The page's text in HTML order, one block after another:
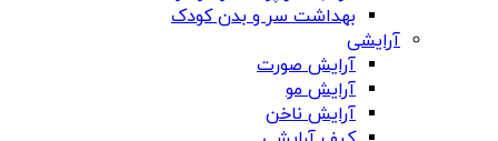
بهداشت سر و بدن کودک
آرایشی
آرایش صورت
آرایش مو
آرایش ناخن